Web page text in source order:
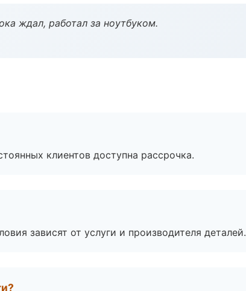
ждал, работал за ноутбуком.
клиентов доступна рассрочка.
зависят от услуги и производителя деталей.